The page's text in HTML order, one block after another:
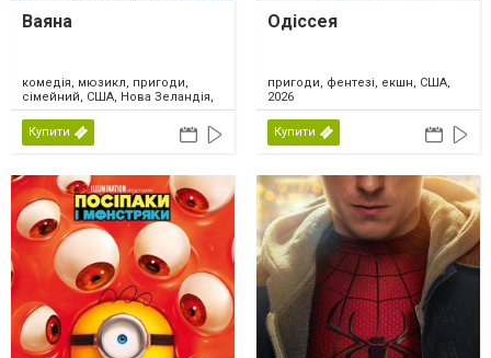
Ваяна
комедія, мюзикл, пригоди,
сімейний, США, Нова Зеландія,
2026
Купити
Одіссея
пригоди, фентезі, екшн, США,
2026
Купити